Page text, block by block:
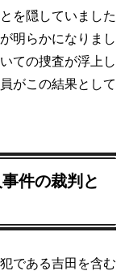
を隠していました
明らかになりまし
ての捜査が浮上し
がこの結果として
件の裁判と
である吉田を含む